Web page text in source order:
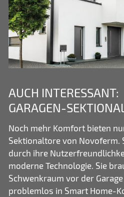
AUCH INTERESSANT:
GARAGEN-
Noch mehr Komfort bieten
Sektionaltore von Novoferm.
durch ihre
moderne Technologie. Sie
Schwenkraum vor der
problemlos in Smart Home-